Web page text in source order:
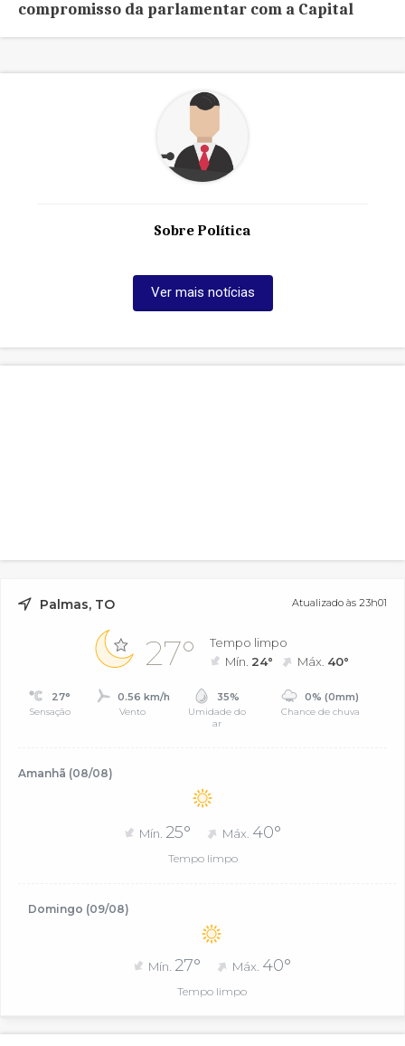
compromisso da parlamentar com a Capital
Sobre Política
Ver mais notícias
Palmas, TO Atualizado às 23h01
27°
Tempo limpo
Mín. 24° Máx. 40°
27°
Sensação
0.56 km/h
Vento
35%
Umidade do
ar
0% (0mm)
Chance de chuva
Amanhã (08/08)
Mín. 25° Máx. 40°
Tempo limpo
Domingo (09/08)
Mín. 27° Máx. 40°
Tempo limpo